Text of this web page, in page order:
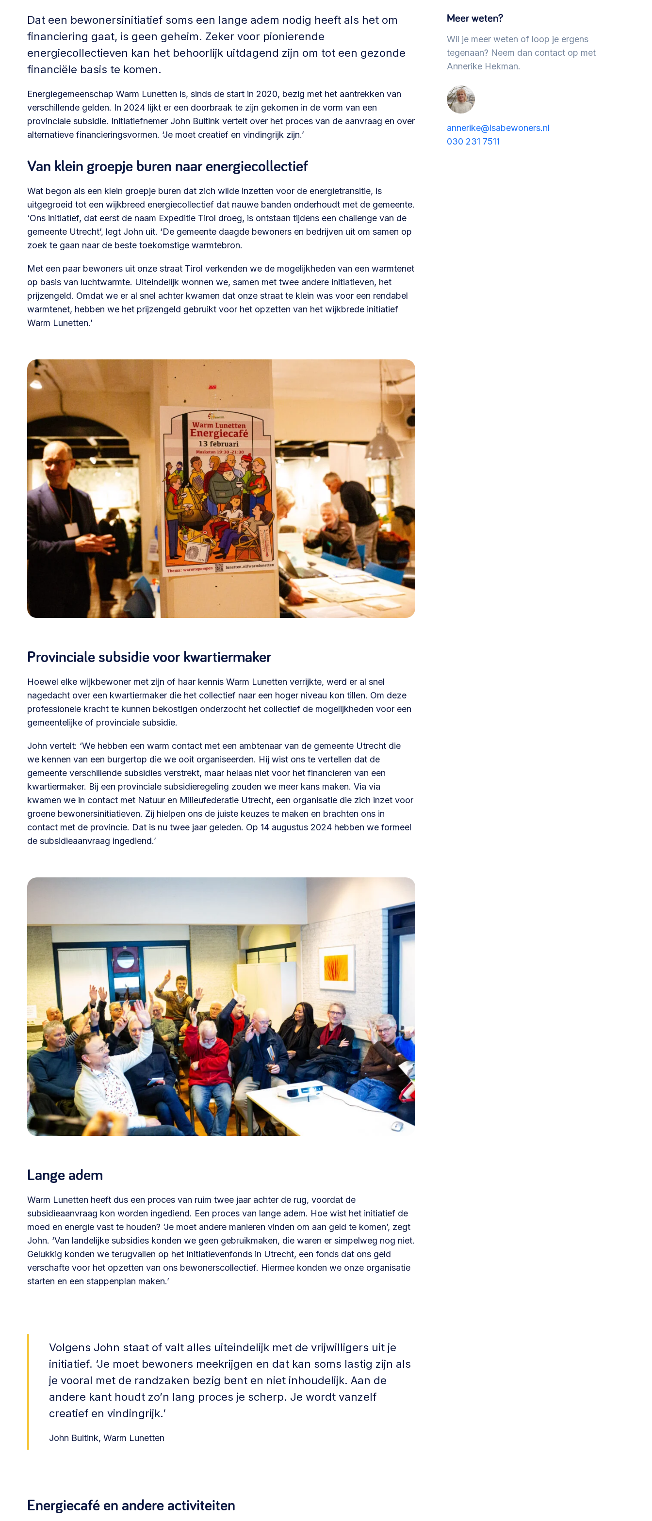
welkomstcultuur >
netwerken uitbreiden >
Weerbare gemeenschappen
Voorbereiden op crisis, noodsteunpunten,
Buurtenergie Meebeslissen
Uitdaagrecht, gemeenschapsfondsen, lokale
Samenwerken en lokale politiek
Lobbyen, invloed uitoefenen,
maatschappelijke impact >
Omgevingswet en gebiedsontwikkeling
invoering omgevingswet, participatie,
gebiedsontwikkeling>
Advies of hulp nodig?
Je kunt altijd contact met ons opnemen via telefoon of e-mail.
Vraag stellen
030 231
7511
info@lsabewoners.nl
Dat een bewonersinitiatief soms een lange adem nodig heeft als het om
financiering gaat, is geen geheim. Zeker voor pionierende
energiecollectieven kan het behoorlijk uitdagend zijn om tot een gezonde
financiële basis te komen.
Energiegemeenschap Warm Lunetten is, sinds de start in 2020, bezig met het aantrekken van
verschillende gelden. In 2024 lijkt er een doorbraak te zijn gekomen in de vorm van een
provinciale subsidie. Initiatiefnemer John Buitink vertelt over het proces van de aanvraag en over
alternatieve financieringsvormen. ‘Je moet creatief en vindingrijk zijn.’
Van klein groepje buren naar energiecollectief
Wat begon als een klein groepje buren dat zich wilde inzetten voor de energietransitie, is
uitgegroeid tot een wijkbreed energiecollectief dat nauwe banden onderhoudt met de gemeente.
‘Ons initiatief, dat eerst de naam Expeditie Tirol droeg, is ontstaan tijdens een challenge van de
gemeente Utrecht’, legt John uit. ‘De gemeente daagde bewoners en bedrijven uit om samen op
zoek te gaan naar de beste toekomstige warmtebron.
Met een paar bewoners uit onze straat Tirol verkenden we de mogelijkheden van een warmtenet
op basis van luchtwarmte. Uiteindelijk wonnen we, samen met twee andere initiatieven, het
prijzengeld. Omdat we er al snel achter kwamen dat onze straat te klein was voor een rendabel
warmtenet, hebben we het prijzengeld gebruikt voor het opzetten van het wijkbrede initiatief
Warm Lunetten.’
Provinciale subsidie voor kwartiermaker
Hoewel elke wijkbewoner met zijn of haar kennis Warm Lunetten verrijkte, werd er al snel
nagedacht over een kwartiermaker die het collectief naar een hoger niveau kon tillen. Om deze
professionele kracht te kunnen bekostigen onderzocht het collectief de mogelijkheden voor een
gemeentelijke of provinciale subsidie.
John vertelt: ‘We hebben een warm contact met een ambtenaar van de gemeente Utrecht die
we kennen van een burgertop die we ooit organiseerden. Hij wist ons te vertellen dat de
gemeente verschillende subsidies verstrekt, maar helaas niet voor het financieren van een
kwartiermaker. Bij een provinciale subsidieregeling zouden we meer kans maken. Via via
kwamen we in contact met Natuur en Milieufederatie Utrecht, een organisatie die zich inzet voor
groene bewonersinitiatieven. Zij hielpen ons de juiste keuzes te maken en brachten ons in
contact met de provincie. Dat is nu twee jaar geleden. Op 14 augustus 2024 hebben we formeel
de subsidieaanvraag ingediend.’
Lange adem
Warm Lunetten heeft dus een proces van ruim twee jaar achter de rug, voordat de
subsidieaanvraag kon worden ingediend. Een proces van lange adem. Hoe wist het initiatief de
moed en energie vast te houden? ‘Je moet andere manieren vinden om aan geld te komen’, zegt
John. ‘Van landelijke subsidies konden we geen gebruikmaken, die waren er simpelweg nog niet.
Gelukkig konden we terugvallen op het Initiatievenfonds in Utrecht, een fonds dat ons geld
verschafte voor het opzetten van ons bewonerscollectief. Hiermee konden we onze organisatie
starten en een stappenplan maken.’
Volgens John staat of valt alles uiteindelijk met de vrijwilligers uit je
initiatief. ‘Je moet bewoners meekrijgen en dat kan soms lastig zijn als
je vooral met de randzaken bezig bent en niet inhoudelijk. Aan de
andere kant houdt zo’n lang proces je scherp. Je wordt vanzelf
creatief en vindingrijk.’
John Buitink, Warm Lunetten
Energiecafé en andere activiteiten
Meer weten?
Wil je meer weten of loop je ergens
tegenaan? Neem dan contact op met
Annerike Hekman.
annerike@lsabewoners.nl
030 231 7511